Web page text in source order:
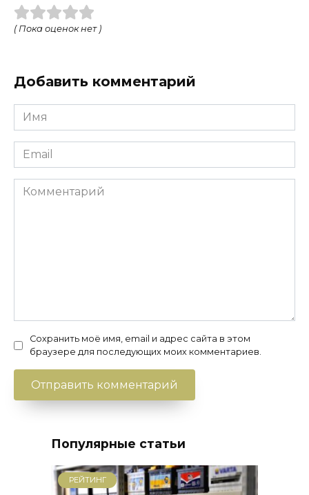
( Пока оценок нет )
Добавить комментарий
Имя
*
Email
*
Комментарий
Сохранить моё имя, email и адрес сайта в этом
браузере для последующих моих комментариев.
Популярные статьи
РЕЙТИНГ